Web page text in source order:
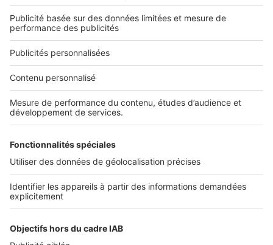
L'ENTREPRISE
Qui sommes-nous ?
Nous contacter
Nous recrutons
NOS APPLICATIONS
Découvrez nos applications
SERVICES PRO
Tous nos services pro
Accès client
À DÉCOUVRIR